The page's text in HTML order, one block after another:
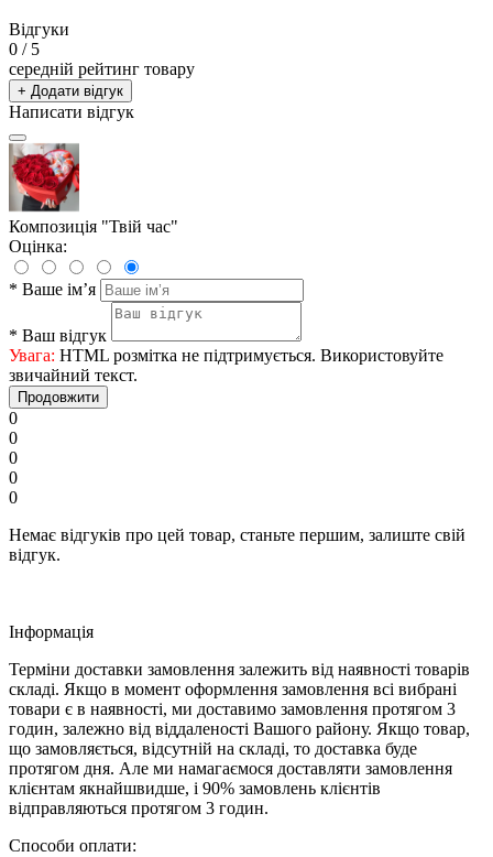
Відгуки
0 / 5
середній рейтинг товару
+ Додати відгук
Написати відгук
Композиція "Твій час"
Оцінка:
* Ваше ім’я
* Ваш відгук
Увага: HTML розмітка не підтримується. Використовуйте
звичайний текст.
Продовжити
0
0
0
0
0
Немає відгуків про цей товар, станьте першим, залиште свій
відгук.
Iнформація
Терміни доставки замовлення залежить від наявності товарів
складі. Якщо в момент оформлення замовлення всі вибрані
товари є в наявності, ми доставимо замовлення протягом 3
годин, залежно від віддаленості Вашого району. Якщо товар,
що замовляється, відсутній на складі, то доставка буде
протягом дня. Але ми намагаємося доставляти замовлення
клієнтам якнайшвидше, і 90% замовлень клієнтів
відправляються протягом 3 годин.
Способи оплати: